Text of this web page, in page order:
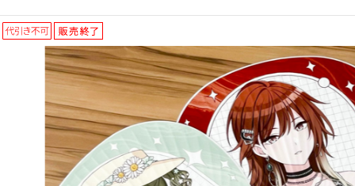
EVENT
ASOBI TICKET ASOBI STAGE
その他先行受付
プレミアム会員とは
学園アイドルマスター
プロジェクトアイマス ヴイアライヴ
テイルズ オブ シリーズ
電音部